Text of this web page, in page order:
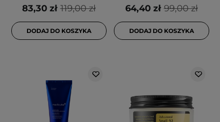
119,00 zł
83,30 zł
DODAJ DO KOSZYKA
99,00 zł
64,40 zł
DODAJ DO KOSZYKA